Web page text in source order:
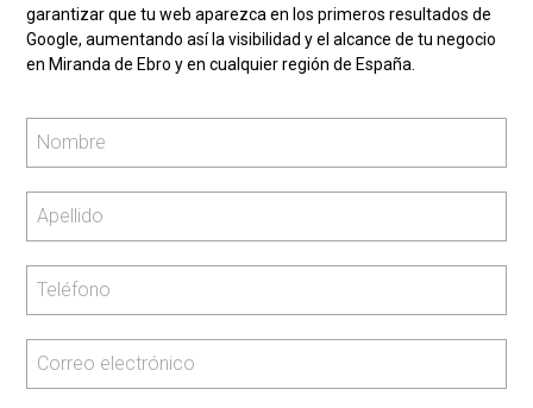
garantizar que tu web aparezca en los primeros resultados de
Google, aumentando así la visibilidad y el alcance de tu negocio
en Miranda de Ebro y en cualquier región de España.